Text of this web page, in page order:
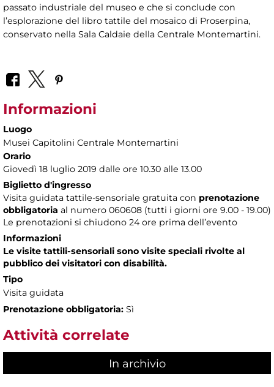
passato industriale del museo e che si conclude con
l’esplorazione del libro tattile del mosaico di Proserpina,
conservato nella Sala Caldaie della Centrale Montemartini.
Informazioni
Luogo
Musei Capitolini Centrale Montemartini
Orario
Giovedì 18 luglio 2019 dalle ore 10.30 alle 13.00
Biglietto d'ingresso
Visita guidata tattile-sensoriale gratuita con prenotazione
obbligatoria al numero 060608 (tutti i giorni ore 9.00 - 19.00)
Le prenotazioni si chiudono 24 ore prima dell’evento
Informazioni
Le visite tattili-sensoriali sono visite speciali rivolte al
pubblico dei visitatori con disabilità.
Tipo
Visita guidata
Prenotazione obbligatoria: Sì
Attività correlate
In archivio